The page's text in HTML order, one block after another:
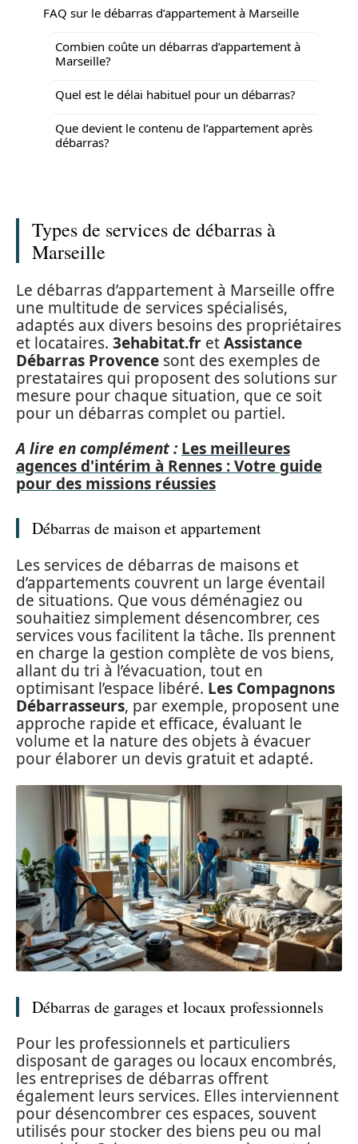
FAQ sur le débarras d’appartement à Marseille
Combien coûte un débarras d’appartement à
Marseille?
Quel est le délai habituel pour un débarras?
Que devient le contenu de l’appartement après
débarras?
Types de services de débarras à
Marseille
Le débarras d’appartement à Marseille offre
une multitude de services spécialisés,
adaptés aux divers besoins des propriétaires
et locataires. 3ehabitat.fr etAssistance
Débarras Provence sont des exemples de
prestataires qui proposent des solutions sur
mesure pour chaque situation, que ce soit
pour un débarras complet ou partiel.
A lire en complément : Les meilleures
agences d'intérim à Rennes : Votre guide
pour des missions réussies
Débarras de maison et appartement
Les services de débarras de maisons et
d’appartements couvrent un large éventail
de situations. Que vous déménagiez ou
souhaitiez simplement désencombrer, ces
services vous facilitent la tâche. Ils prennent
en charge la gestion complète de vos biens,
allant du tri à l’évacuation, tout en
optimisant l’espace libéré. Les Compagnons
Débarrasseurs, par exemple, proposent une
approche rapide et efficace, évaluant le
volume et la nature des objets à évacuer
pour élaborer un devis gratuit et adapté.
Débarras de garages et locaux professionnels
Pour les professionnels et particuliers
disposant de garages ou locaux encombrés,
les entreprises de débarras offrent
également leurs services. Elles interviennent
pour désencombrer ces espaces, souvent
utilisés pour stocker des biens peu ou mal